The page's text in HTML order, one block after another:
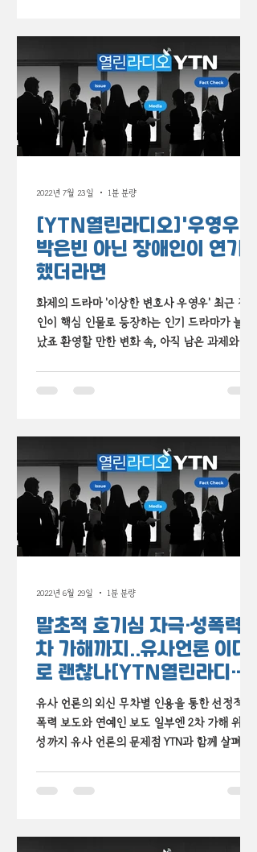
[YTN열린라디오]'우영우'
박은빈 아닌 장애인이 연기
했더라면
화제의 드라마 '이상한 변호사 우영우' 최근 장애
인이 핵심 인물로 등장하는 인기 드라마가 늘어
났죠 환영할 만한 변화 속, 아직 남은 과제와 모
2022년 7월 23일 1분 분량
말초적 호기심 자극·성폭력 2
차 가해까지..유사언론 이대
로 괜찮나[YTN열린라디오
6.20.]
유사 언론의 외신 무차별 인용을 통한 선정적 성
폭력 보도와 연예인 보도 일부엔 2차 가해 위험
성까지 유사 언론의 문제점 YTN과 함께 살펴봤
2022년 6월 29일 1분 분량